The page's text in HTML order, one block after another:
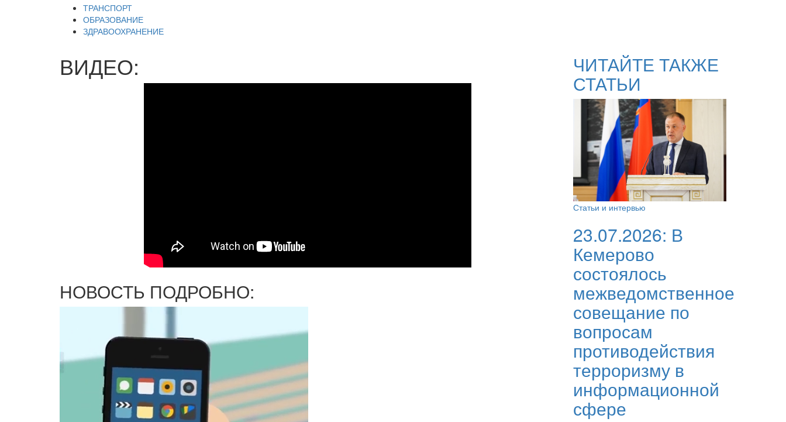
ТРАНСПОРТ
ОБРАЗОВАНИЕ
ЗДРАВООХРАНЕНИЕ
ВИДЕО:
НОВОСТЬ ПОДРОБНО:
ЧИТАЙТЕ ТАКЖЕ
СТАТЬИ
Статьи и интервью
23.07.2026: В
Кемерово
состоялось
межведомственное
совещание по
вопросам
противодействия
терроризму в
информационной
сфере